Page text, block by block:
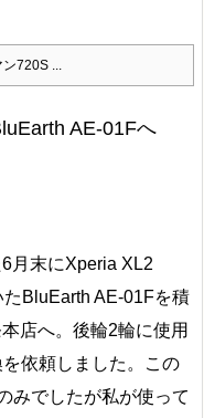
720S ...
AE-01Fへ
月末にXperia XL2
BluEarth AE-01Fを積
店へ。後輪2輪に使用
依頼しました。この
みでしたが私が使って